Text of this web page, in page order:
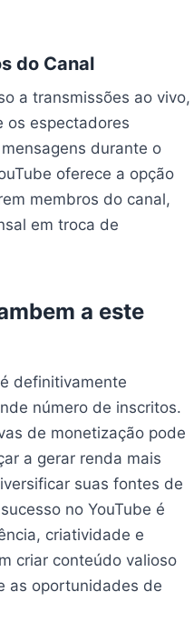
do Canal
a transmissões ao vivo,
os espectadores
durante o
oferece a opção
membros do canal,
em troca de
a este
definitivamente
número de inscritos.
de monetização pode
a gerar renda mais
suas fontes de
no YouTube é
criatividade e
criar conteúdo valioso
as oportunidades de